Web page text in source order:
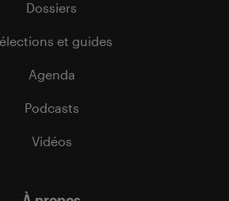
Dossiers
et guides
Agenda
Podcasts
Vidéos